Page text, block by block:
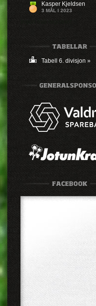
Kasper Kjeldsen
3 MÅL I 2023
Tabell 6. divisjon »